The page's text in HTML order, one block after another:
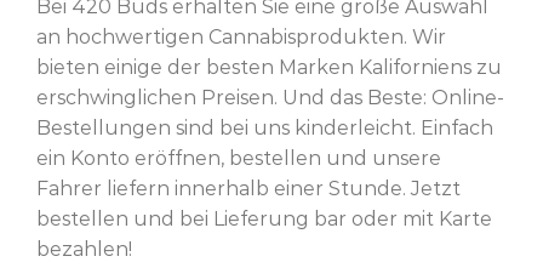
Bei 420 Buds erhalten Sie eine große Auswahl
an hochwertigen Cannabisprodukten. Wir
bieten einige der besten Marken Kaliforniens zu
erschwinglichen Preisen. Und das Beste: Online-
Bestellungen sind bei uns kinderleicht. Einfach
ein Konto eröffnen, bestellen und unsere
Fahrer liefern innerhalb einer Stunde. Jetzt
bestellen und bei Lieferung bar oder mit Karte
bezahlen!